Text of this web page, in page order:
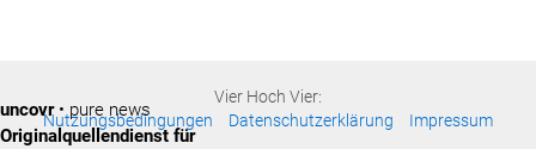
Vier Hoch Vier:
Nutzungsbedingungen
Datenschutzerklärung Impressum
uncovr• pure news
Originalquellendienst für